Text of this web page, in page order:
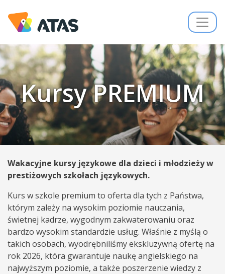
Kursy PREMIUM
Wakacyjne kursy językowe dla dzieci i młodzieży w
prestiżowych szkołach językowych.
Kurs w szkole premium to oferta dla tych z Państwa,
którym zależy na wysokim poziomie nauczania,
świetnej kadrze, wygodnym zakwaterowaniu oraz
bardzo wysokim standardzie usług. Właśnie z myślą o
takich osobach, wyodrębniliśmy ekskluzywną ofertę na
rok 2026, która gwarantuje naukę angielskiego na
najwyższym poziomie, a także poszerzenie wiedzy z